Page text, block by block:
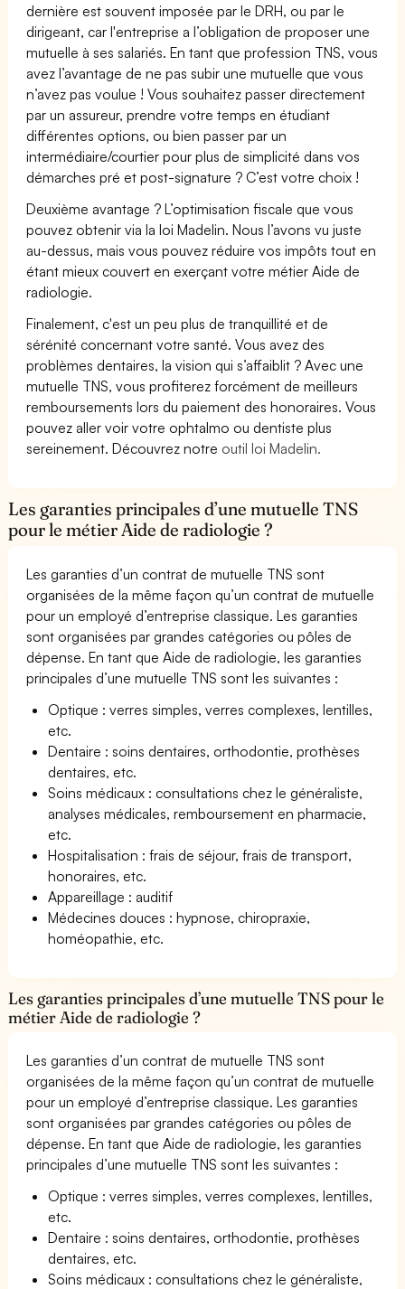
dernière est souvent imposée par le DRH, ou par le
dirigeant, car l'entreprise a l’obligation de proposer une
mutuelle à ses salariés. En tant que profession TNS, vous
avez l’avantage de ne pas subir une mutuelle que vous
n’avez pas voulue ! Vous souhaitez passer directement
par un assureur, prendre votre temps en étudiant
différentes options, ou bien passer par un
intermédiaire/courtier pour plus de simplicité dans vos
démarches pré et post-signature ? C’est votre choix !
Deuxième avantage ? L’optimisation fiscale que vous
pouvez obtenir via la loi Madelin. Nous l’avons vu juste
au-dessus, mais vous pouvez réduire vos impôts tout en
étant mieux couvert en exerçant votre métier Aide de
radiologie.
Finalement, c'est un peu plus de tranquillité et de
sérénité concernant votre santé. Vous avez des
problèmes dentaires, la vision qui s’affaiblit ? Avec une
mutuelle TNS, vous profiterez forcément de meilleurs
remboursements lors du paiement des honoraires. Vous
pouvez aller voir votre ophtalmo ou dentiste plus
sereinement. Découvrez notre outil loi Madelin.
Les garanties principales d’une mutuelle TNS
pour le métier Aide de radiologie ?
Les garanties d’un contrat de mutuelle TNS sont
organisées de la même façon qu’un contrat de mutuelle
pour un employé d’entreprise classique. Les garanties
sont organisées par grandes catégories ou pôles de
dépense. En tant que Aide de radiologie, les garanties
principales d’une mutuelle TNS sont les suivantes :
Optique : verres simples, verres complexes, lentilles,
etc.
Dentaire : soins dentaires, orthodontie, prothèses
dentaires, etc.
Soins médicaux : consultations chez le généraliste,
analyses médicales, remboursement en pharmacie,
etc.
Hospitalisation : frais de séjour, frais de transport,
honoraires, etc.
Appareillage : auditif
Médecines douces : hypnose, chiropraxie,
homéopathie, etc.
Les garanties principales d’une mutuelle TNS pour le
métier Aide de radiologie ?
Les garanties d’un contrat de mutuelle TNS sont
organisées de la même façon qu’un contrat de mutuelle
pour un employé d’entreprise classique. Les garanties
sont organisées par grandes catégories ou pôles de
dépense. En tant que Aide de radiologie, les garanties
principales d’une mutuelle TNS sont les suivantes :
Optique : verres simples, verres complexes, lentilles,
etc.
Dentaire : soins dentaires, orthodontie, prothèses
dentaires, etc.
Soins médicaux : consultations chez le généraliste,